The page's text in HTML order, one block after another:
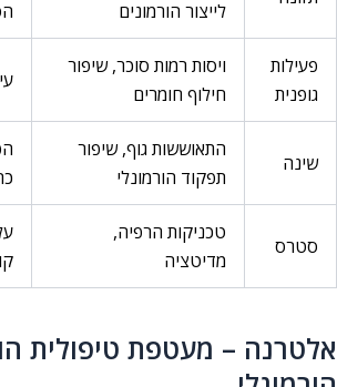
לייצור הורמונים
פעילות
גופנית
ויסות רמות סוכר, שיפור
חילוף חומרים
שינה
התאוששות גוף, שיפור
תפקוד הורמונלי
סטרס
טכניקות הרפיה,
מדיטציה
אלטרנה – מעטפת טיפולית